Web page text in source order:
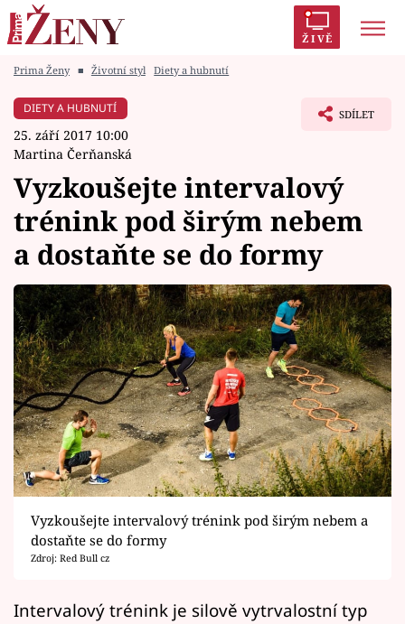
ŽIVĚ
Módní alarm
Zrádci
Témata
Celebrity
Vztahy
Seriály
Horoskopy
Sledujte prima+
Filmový festival Karlovy Vary
Pořady
Prima Ženy ■ Životní styl Diety a hubnutí
DIETY A HUBNUTÍ
25. září 2017 10:00
Martina Čerňanská
SDÍLET
Vyzkoušejte intervalový
trénink pod širým nebem
a dostaňte se do formy
Vyzkoušejte intervalový trénink pod širým nebem a
dostaňte se do formy
Zdroj: Red Bull cz
Intervalový trénink je silově vytrvalostní typ